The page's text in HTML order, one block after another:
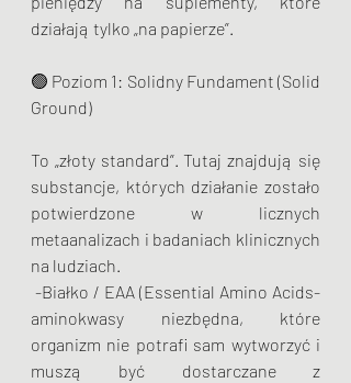
działają tylko „na papierze”.
🟢 Poziom 1: Solidny Fundament (Solid
Ground)
To „złoty standard”. Tutaj znajdują się
substancje, których działanie zostało
potwierdzone w licznych
metaanalizach i badaniach klinicznych
na ludziach.
-Białko / EAA (Essential Amino Acids-
aminokwasy niezbędna, które
organizm nie potrafi sam wytworzyć i
muszą być dostarczane z